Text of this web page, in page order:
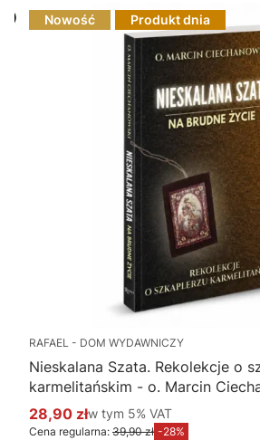
Nowość Produkt dnia
RAFAEL - DOM WYDAWNICZY
Nieskalana Szata. Rekolekcje o
karmelitańskim - o. Marcin
Cena promocyjna brutto
28,90 złw tym %s VAT
w tym 5% VAT
Cena regularna: 39,90 zł -28%